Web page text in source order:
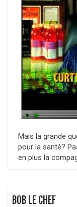
Mais la grande
pour la santé?
en plus la
BOB LE CHEF